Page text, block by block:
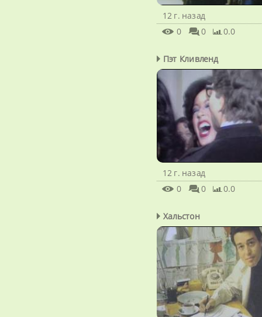
12 г. назад
0
0 0.0
Пэт Кливленд
12 г. назад
0
0 0.0
Хальстон